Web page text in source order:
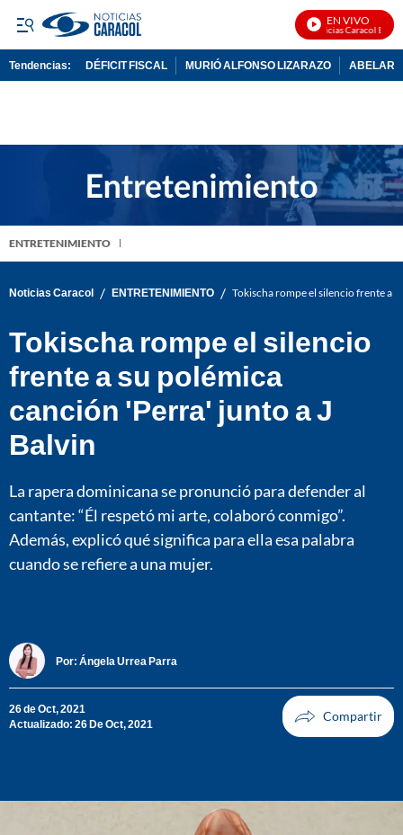
EN VIVO
Noticias Caracol En Vivo
Tendencias: DÉFICIT FISCAL MURIÓ ALFONSO LIZARAZO
ENTRETENIMIENTO
Noticias Caracol / ENTRETENIMIENTO / Tokischa rompe el silencio frente a
Tokischa rompe el silencio
frente a su polémica
canción 'Perra' junto a J
Balvin
La rapera dominicana se pronunció para defender al
cantante: “Él respetó mi arte, colaboró conmigo”.
Además, explicó qué significa para ella esa palabra
cuando se refiere a una mujer.
Por: Ángela Urrea Parra
26 de Oct, 2021
Actualizado: 26 De Oct, 2021